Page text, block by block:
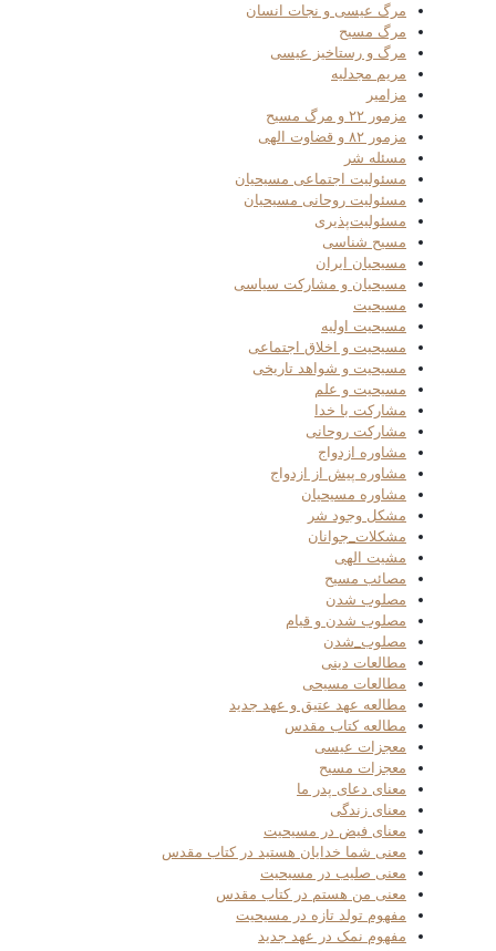
مرگ عیسی و نجات انسان
مرگ مسیح
مرگ و رستاخیز عیسی
مریم مجدلیه
مزامیر
مزمور ۲۲ و مرگ مسیح
مزمور ۸۲ و قضاوت الهی
مسئله شر
مسئولیت اجتماعی مسیحیان
مسئولیت روحانی مسیحیان
مسئولیت‌پذیری
مسیح شناسی
مسیحیان ایران
مسیحیان و مشارکت سیاسی
مسیحیت
مسیحیت اولیه
مسیحیت و اخلاق اجتماعی
مسیحیت و شواهد تاریخی
مسیحیت و علم
مشارکت با خدا
مشارکت روحانی
مشاوره ازدواج
مشاوره پیش از ازدواج
مشاوره مسیحیان
مشکل وجود شر
مشکلات_جوانان
مشیت الهی
مصائب مسیح
مصلوب شدن
مصلوب شدن و قیام
مصلوب_شدن
مطالعات دینی
مطالعات مسیحی
مطالعه عهد عتیق و عهد جدید
مطالعه کتاب مقدس
معجزات عیسی
معجزات مسیح
معنای دعای پدر ما
معنای زندگی
معنای فیض در مسیحیت
معنی شما خدایان هستید در کتاب مقدس
معنی صلیب در مسیحیت
معنی من هستم در کتاب مقدس
مفهوم تولد تازه در مسیحیت
مفهوم نمک در عهد جدید